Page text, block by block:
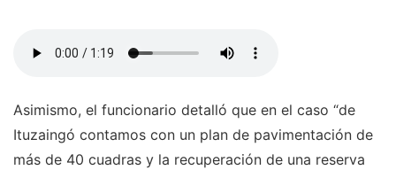
Asimismo, el funcionario detalló que en el caso “de
Ituzaingó contamos con un plan de pavimentación de
más de 40 cuadras y la recuperación de una reserva